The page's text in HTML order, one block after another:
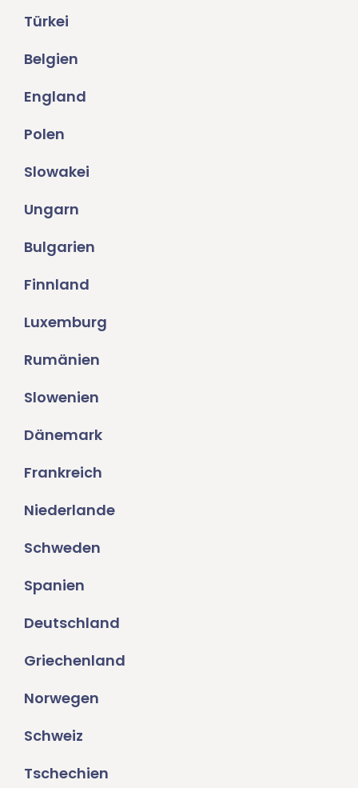
Türkei
Belgien
England
Polen
Slowakei
Ungarn
Bulgarien
Finnland
Luxemburg
Rumänien
Slowenien
Dänemark
Frankreich
Niederlande
Schweden
Spanien
Deutschland
Griechenland
Norwegen
Schweiz
Tschechien